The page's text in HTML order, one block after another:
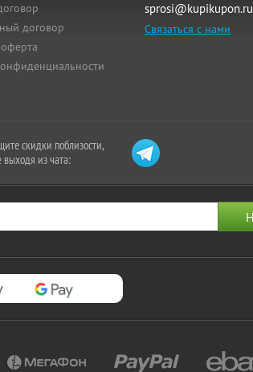
договор
sprosi@kupikupon.ru
Связаться с нами
скидки поблизости,
выходя из чата: